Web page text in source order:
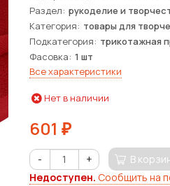
Раздел рукоделие и
Категория
товары для
Подкатегория
трикотажная
Фасовка 1 шт
Все характеристики
Нет в наличии
601 ₽
- +
В
Недоступен. Сообщить на